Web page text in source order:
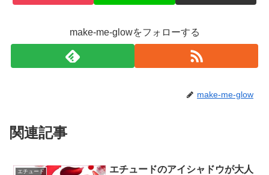
make-me-glowをフォローする
make-me-glow
関連記事
エチュード
エチュードのアイシャドウが大人